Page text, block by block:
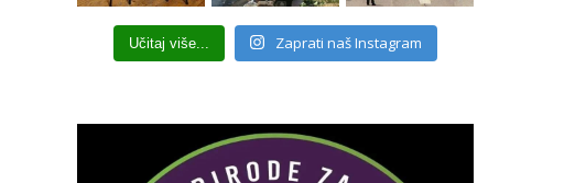
Učitaj više... Zaprati naš Instagram